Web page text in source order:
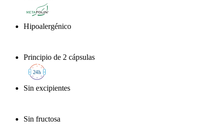
®
Hipoalergénico
Principio de 2 cápsulas
24h
Sin excipientes
Sin fructosa